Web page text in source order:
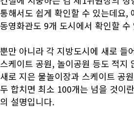
통해서도 쉽게 확인할 수 있는데요,
동영화관도 9개 도시에서 확인할 수
뿐만 아니라 각 지방도시에 새로 들
스케이트 공원, 놀이공원 등도 적지
새로 지은 물놀이장과 스케이트 공
두 합치면 최소 100개는 넘을 것이
의 설명입니다.